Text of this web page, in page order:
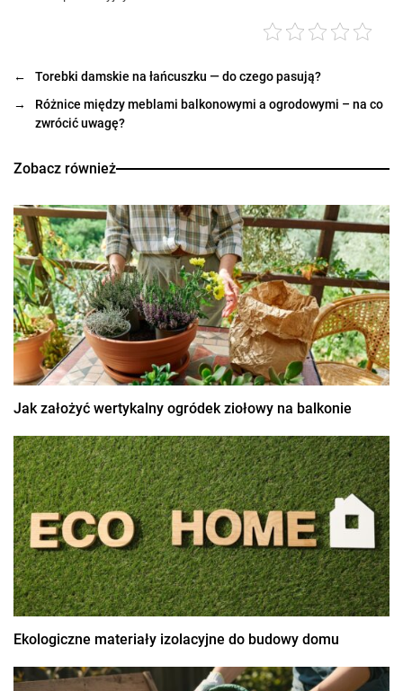
←
Torebki damskie na łańcuszku — do czego pasują?
→
Różnice między meblami balkonowymi a ogrodowymi – na co
zwrócić uwagę?
Zobacz również
Jak założyć wertykalny ogródek ziołowy na balkonie
Ekologiczne materiały izolacyjne do budowy domu